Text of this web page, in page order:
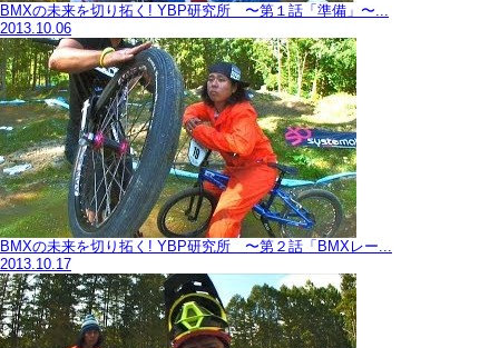
BMXの未来を切り拓く! YBP研究所 〜第１話「準備」〜...
2013.10.06
BMXの未来を切り拓く! YBP研究所 〜第２話「BMXレー...
2013.10.17